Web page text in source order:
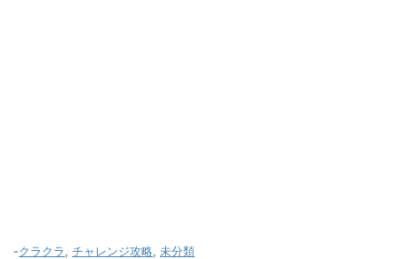
-クラクラ, チャレンジ攻略, 未分類